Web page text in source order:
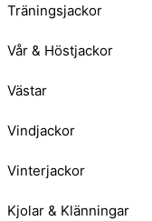
Träningsjackor
Vår & Höstjackor
Västar
Vindjackor
Vinterjackor
Kjolar & Klänningar